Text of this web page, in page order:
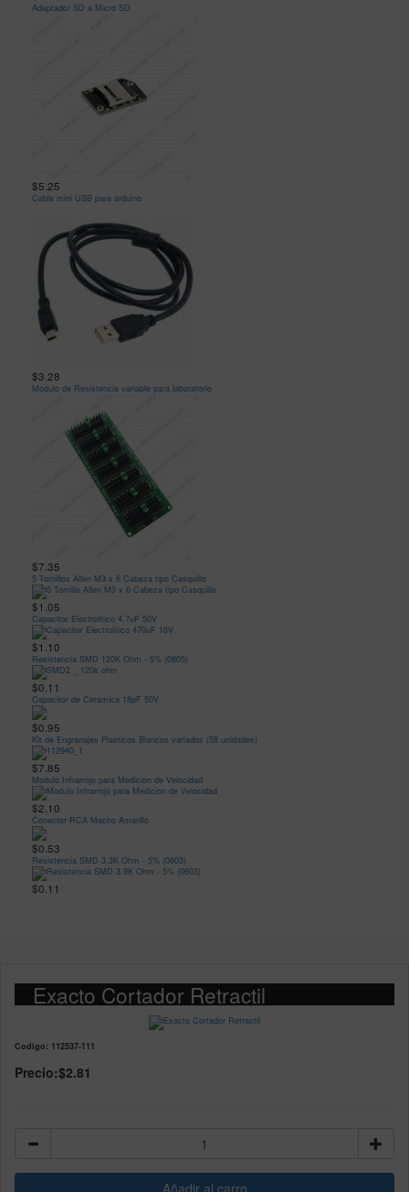
Adaptador SD a Micro SD
$5.25
Cable mini USB para arduino
$3.28
Modulo de Resistencia variable para laboratorio
$7.35
5 Tornillos Allen M3 x 6 Cabeza tipo Casquillo
$1.05
Capacitor Electrolitico 4.7uF 50V
$1.10
Resistencia SMD 120K Ohm - 5% (0805)
$0.11
Capacitor de Ceramica 18pF 50V
$0.95
Kit de Engranajes Plasticos Blancos variados (58 unidades)
$7.85
Modulo Infrarrojo para Medicion de Velocidad
$2.10
Conector RCA Macho Amarillo
$0.53
Resistencia SMD 3.3K Ohm - 5% (0603)
$0.11
Exacto Cortador Retractil
Codigo: 112537-111
Precio:$2.81